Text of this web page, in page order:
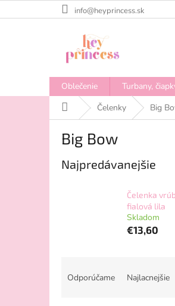
na
info@heyprincess.sk
Oblečenie Turbany,
DomovČelenky Big
Big Bow
Najpredávanejšie
Čelenka
fialová lila
Skladom
€13,60
Odporúčame Najlacnejšie